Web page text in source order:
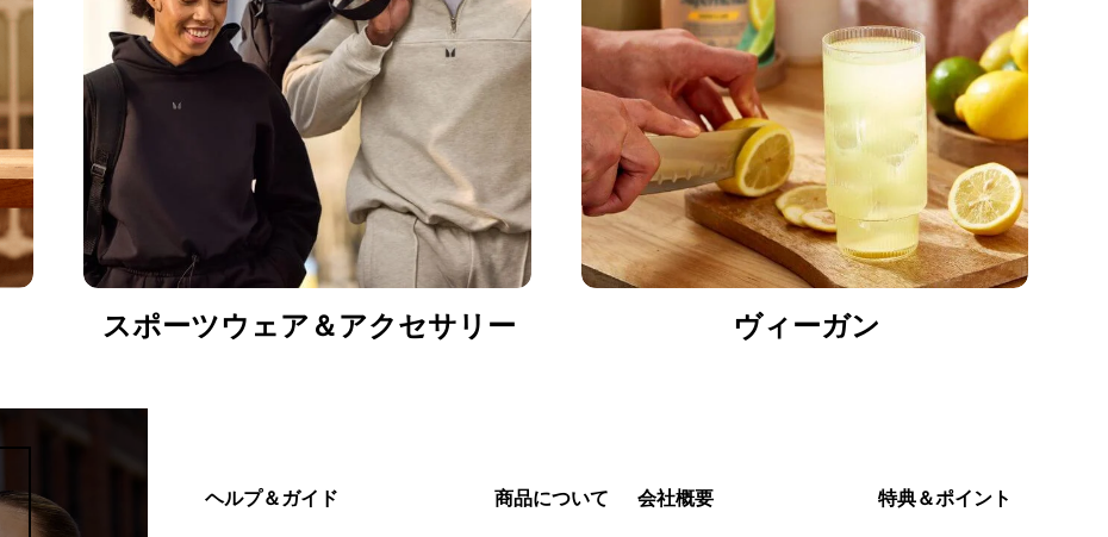
スポーツウェア＆アクセサリー ヴィーガン
ヘルプ＆ガイド 商品について 会社概要 特典＆ポイント